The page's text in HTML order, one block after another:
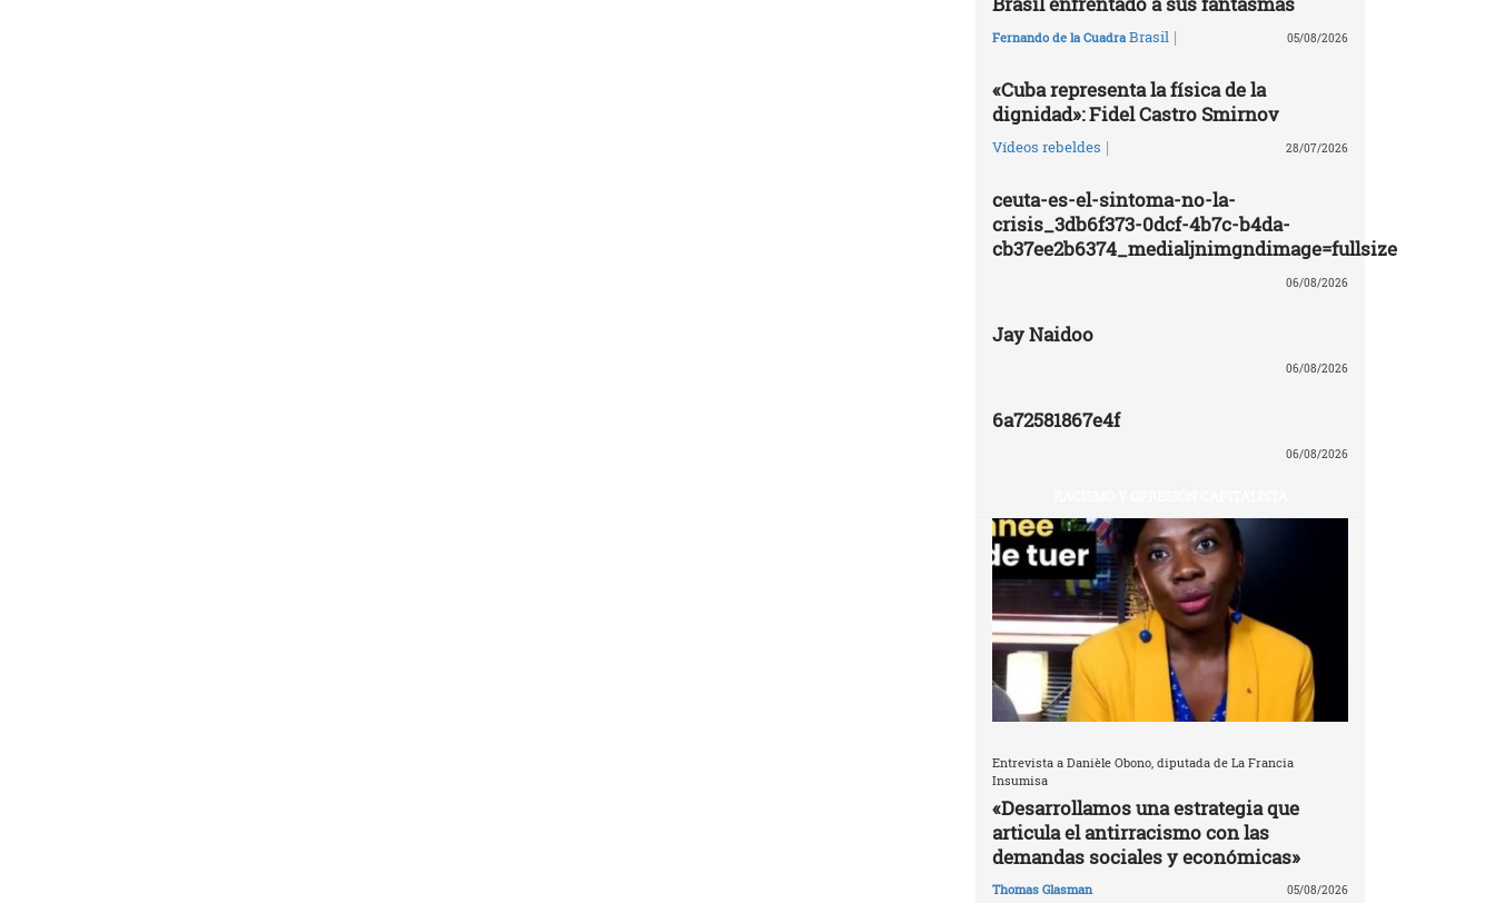
Fernando de la Cuadra Brasil | 05/08/2026
«Cuba representa la física de la
dignidad»: Fidel Castro Smirnov
Vídeos rebeldes | 28/07/2026
ceuta-es-el-sintoma-no-la-
crisis_3db6f373-0dcf-4b7c-b4da-
cb37ee2b6374_medialjnimgndimage=fullsize
06/08/2026
Jay Naidoo
06/08/2026
6a72581867e4f
06/08/2026
Entrevista a Danièle Obono, diputada de La Francia
Insumisa
«Desarrollamos una estrategia que
articula el antirracismo con las
demandas sociales y económicas»
Thomas Glasman 05/08/2026